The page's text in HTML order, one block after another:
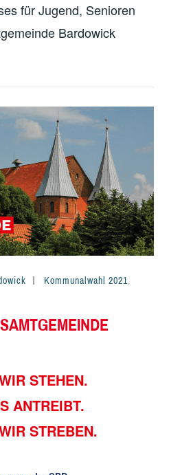
für Jugend, Senioren
Bardowick
Kommunalwahl 2021,
STEHEN.
ANTREIBT.
STREBEN.